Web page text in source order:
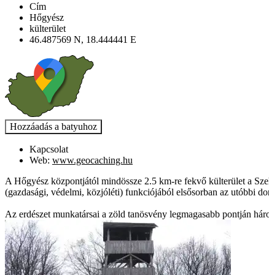
Cím
Hőgyész
külterület
46.487569 N, 18.444441 E
Kapcsolat
Web: www.geocaching.hu
A Hőgyész központjától mindössze 2.5 km-re fekvő külterület a
(gazdasági, védelmi, közjóléti) funkciójából elsősorban az utóbbi
Az erdészet munkatársai a zöld tanösvény legmagasabb pontján